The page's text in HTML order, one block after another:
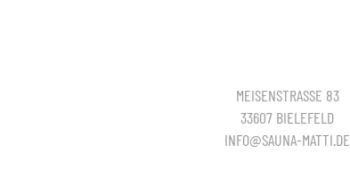
MEISENSTRASSE 83
33607 BIELEFELD
INFO@SAUNA-MATTI.DE